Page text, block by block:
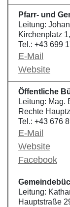
Pfarr- und
Leitung:
Kirchenplatz
Tel.: +43 699
E-Mail
Website
Öffentliche
Leitung: Mag.
Rechte
Tel.: +43 676
E-Mail
Website
Facebook
Leitung:
Hauptstraße